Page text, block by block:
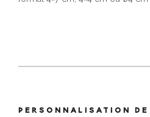
PERSONNALISATION